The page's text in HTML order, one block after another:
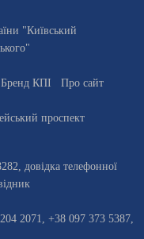
"Київський
Бренд КПІ
Про сайт
проспект
, довiдка телефонної
2071, +38 097 373 5387,